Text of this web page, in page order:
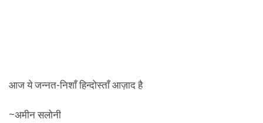
आज ये जन्नत-निशाँ हिन्दोस्ताँ आज़ाद है
~अमीन सलोनी